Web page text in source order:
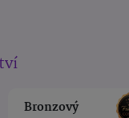
Bronzový